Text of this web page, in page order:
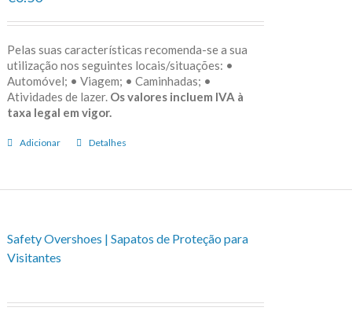
Pelas suas características recomenda-se a sua
utilização nos seguintes locais/situações: •
Automóvel; • Viagem; • Caminhadas; •
Atividades de lazer. Os valores incluem IVA à
taxa legal em vigor.
Adicionar Detalhes
Safety Overshoes | Sapatos de Proteção para
Visitantes